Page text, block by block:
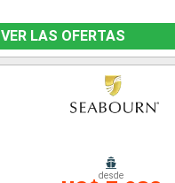
VER LAS OFERTAS
desde